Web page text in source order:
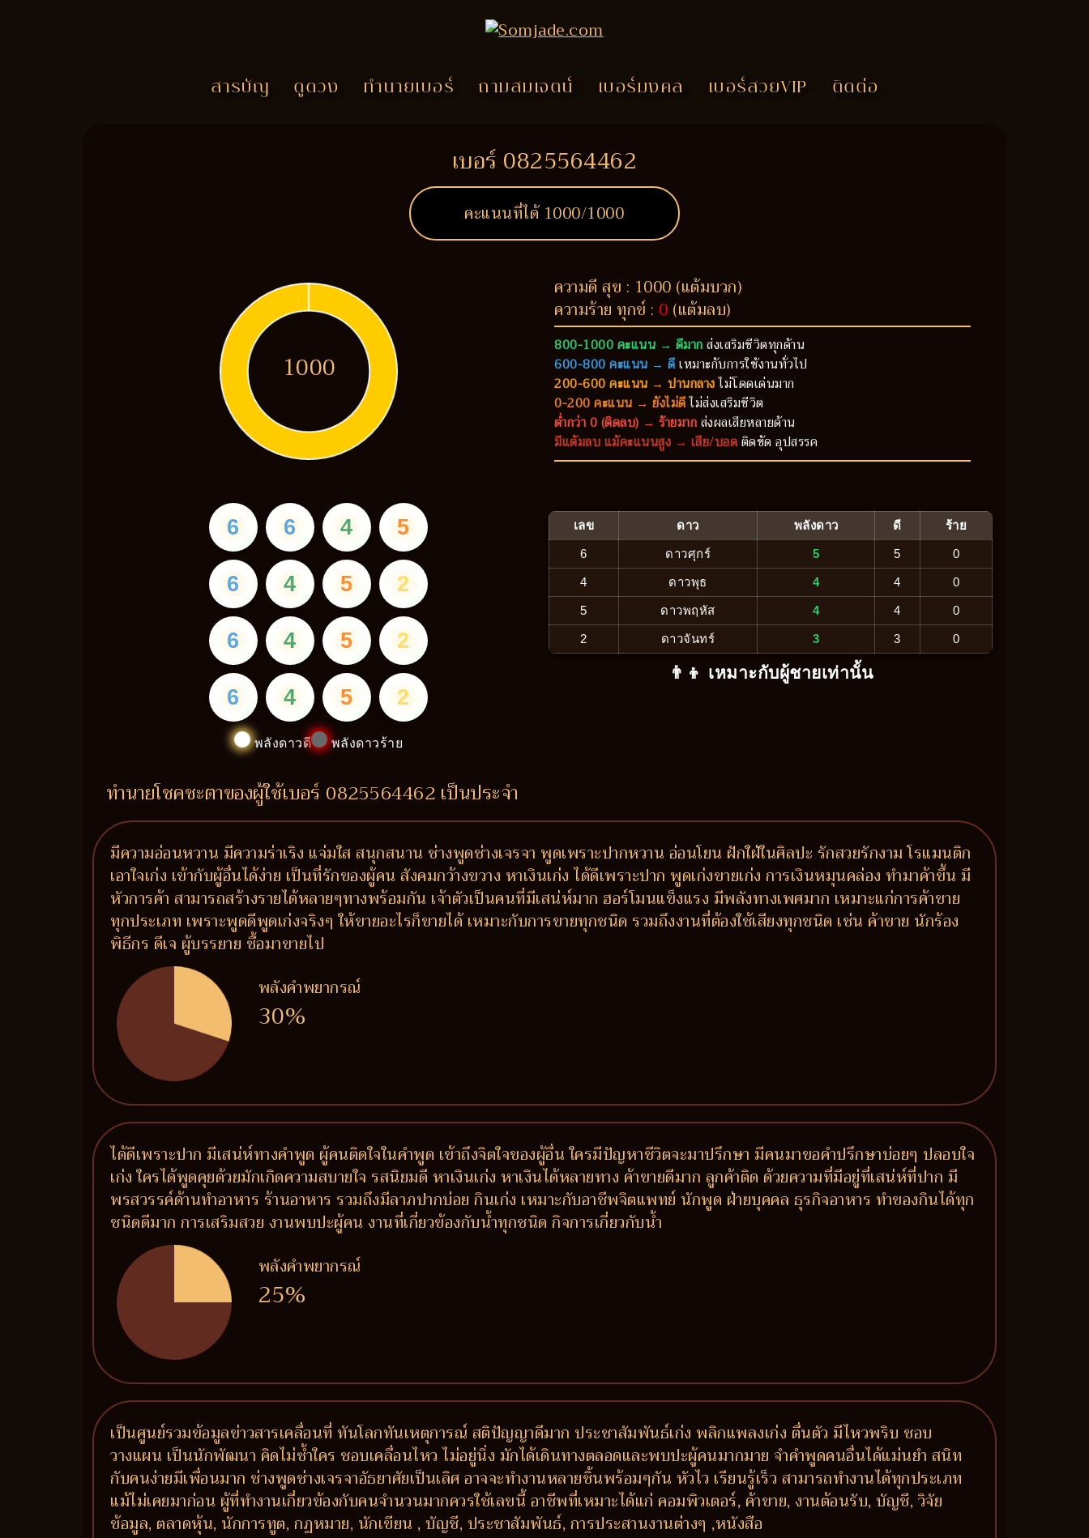
สารบัญ ดูดวง ทำนายเบอร์ ถามสมเจตน์ เบอร์มงคล เบอร์สวยVIP ติดต่อ
เบอร์ 0825564462
คะแนนที่ได้ 1000/1000
1000
ความดี สุข : 1000 (แต้มบวก)
ความร้าย ทุกข์ : 0 (แต้มลบ)
800-1000 คะแนน → ดีมากส่งเสริมชีวิตทุกด้าน
600-800 คะแนน → ดีเหมาะกับการใช้งานทั่วไป
200-600 คะแนน → ปานกลางไม่โดดเด่นมาก
0-200 คะแนน → ยังไม่ดีไม่ส่งเสริมชีวิต
ต่ำกว่า 0 (ติดลบ) → ร้ายมากส่งผลเสียหลายด้าน
มีแต้มลบ แม้คะแนนสูง → เสีย/บอดติดขัด อุปสรรค
6 6 4 5
6 4 5 2
6 4 5 2
6 4 5 2
พลังดาวดี พลังดาวร้าย
เลข ดาว พลังดาว ดี ร้าย
6 ดาวศุกร์ 5 5 0
4 ดาวพุธ 4 4 0
5 ดาวพฤหัส 4 4 0
2 ดาวจันทร์ 3 3 0
👨‍👦 เหมาะกับผู้ชายเท่านั้น
ทำนายโชคชะตาของผู้ใช้เบอร์ 0825564462 เป็นประจำ
มีความอ่อนหวาน มีความร่าเริง แจ่มใส สนุกสนาน ช่างพูดช่างเจรจา พูดเพราะปากหวาน อ่อนโยน ฝักใฝ่ในศิลปะ รักสวยรักงาม โรแมนติก
เอาใจเก่ง เข้ากับผู้อื่นได้ง่าย เป็นที่รักของผู้คน สังคมกว้างขวาง หาเงินเก่ง ได้ดีเพราะปาก พูดเก่งขายเก่ง การเงินหมุนคล่อง ทำมาค้าขึ้น มี
หัวการค้า สามารถสร้างรายได้หลายๆทางพร้อมกัน เจ้าตัวเป็นคนที่มีเสน่ห์มาก ฮอร์โมนแข็งแรง มีพลังทางเพศมาก เหมาะแก่การค้าขาย
ทุกประเภท เพราะพูดดีพูดเก่งจริงๆ ให้ขายอะไรก็ขายได้ เหมาะกับการขายทุกชนิด รวมถึงงานที่ต้องใช้เสียงทุกชนิด เช่น ค้าขาย นักร้อง
พิธีกร ดีเจ ผู้บรรยาย ซื้อมาขายไป
พลังคำพยากรณ์
30%
ได้ดีเพราะปาก มีเสน่ห์ทางคำพูด ผู้คนติดใจในคำพูด เข้าถึงจิตใจของผู้อื่น ใครมีปัญหาชีวิตจะมาปรึกษา มีคนมาขอคำปรึกษาบ่อยๆ ปลอบใจ
เก่ง ใครได้พูดคุยด้วยมักเกิดความสบายใจ รสนิยมดี หาเงินเก่ง หาเงินได้หลายทาง ค้าขายดีมาก ลูกค้าติด ด้วยความที่มีอยู่ที่เสน่ห์ที่ปาก มี
พรสวรรค์ด้านทำอาหาร ร้านอาหาร รวมถึงมีลาภปากบ่อย กินเก่ง เหมาะกับอาชีพจิตแพทย์ นักพูด ฝ่ายบุคคล ธุรกิจอาหาร ทำของกินได้ทุก
ชนิดดีมาก การเสริมสวย งานพบปะผู้คน งานที่เกี่ยวข้องกับน้ำทุกชนิด กิจการเกี่ยวกับน้ำ
พลังคำพยากรณ์
25%
เป็นศูนย์รวมข้อมูลข่าวสารเคลื่อนที่ ทันโลกทันเหตุการณ์ สติปัญญาดีมาก ประชาสัมพันธ์เก่ง พลิกแพลงเก่ง ตื่นตัว มีไหวพริบ ชอบ
วางแผน เป็นนักพัฒนา คิดไม่ซ้ำใคร ชอบเคลื่อนไหว ไม่อยู่นิ่ง มักได้เดินทางตลอดและพบปะผู้คนมากมาย จำคำพูดคนอื่นได้แม่นยำ สนิท
กับคนง่ายมีเพื่อนมาก ช่างพูดช่างเจรจาอัธยาศัยเป็นเลิศ อาจจะทำงานหลายชิ้นพร้อมๆกัน หัวไว เรียนรู้เร็ว สามารถทำงานได้ทุกประเภท
แม้ไม่เคยมาก่อน ผู้ที่ทำงานเกี่ยวข้องกับคนจำนวนมากควรใช้เลขนี้ อาชีพที่เหมาะได้แก่ คอมพิวเตอร์, ค้าขาย, งานต้อนรับ, บัญชี, วิจัย
ข้อมูล, ตลาดหุ้น, นักการทูต, กฏหมาย, นักเขียน , บัญชี, ประชาสัมพันธ์, การประสานงานต่างๆ ,หนังสือ